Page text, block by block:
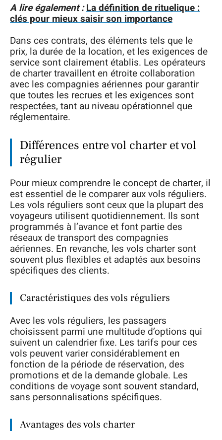
A lire également : La définition de rituelique :
clés pour mieux saisir son importance
Dans ces contrats, des éléments tels que le
prix, la durée de la location, et les exigences de
service sont clairement établis. Les opérateurs
de charter travaillent en étroite collaboration
avec les compagnies aériennes pour garantir
que toutes les recrues et les exigences sont
respectées, tant au niveau opérationnel que
réglementaire.
Différences entre vol charter et vol
régulier
Pour mieux comprendre le concept de charter, il
est essentiel de le comparer aux vols réguliers.
Les vols réguliers sont ceux que la plupart des
voyageurs utilisent quotidiennement. Ils sont
programmés à l’avance et font partie des
réseaux de transport des compagnies
aériennes. En revanche, les vols charter sont
souvent plus flexibles et adaptés aux besoins
spécifiques des clients.
Caractéristiques des vols réguliers
Avec les vols réguliers, les passagers
choisissent parmi une multitude d’options qui
suivent un calendrier fixe. Les tarifs pour ces
vols peuvent varier considérablement en
fonction de la période de réservation, des
promotions et de la demande globale. Les
conditions de voyage sont souvent standard,
sans personnalisations spécifiques.
Avantages des vols charter